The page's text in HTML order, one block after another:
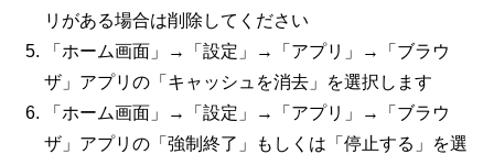
リがある場合は削除してください
「ホーム画面」→「設定」→「アプリ」→「ブラウ
ザ」アプリの「キャッシュを消去」を選択します
「ホーム画面」→「設定」→「アプリ」→「ブラウ
ザ」アプリの「強制終了」もしくは「停止する」を選